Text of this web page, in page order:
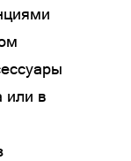
или в